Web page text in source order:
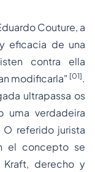
Couture, a
eficacia de una
contra ella
modificarla" [01].
ultrapassa os
uma verdadeira
referido jurista
el concepto se
, derecho y